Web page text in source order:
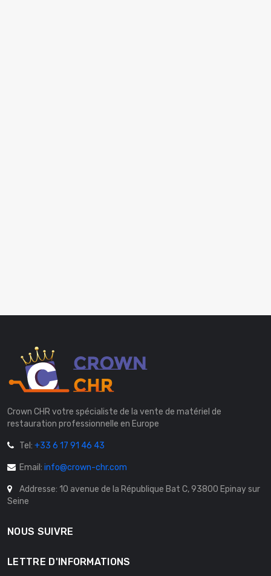
Crown CHR votre spécialiste de la vente de matériel de
restauration professionnelle en Europe
Tel: +33 6 17 91 46 43
Email: info@crown-chr.com
Addresse: 10 avenue de la République Bat C, 93800 Epinay sur
Seine
NOUS SUIVRE
LETTRE D'INFORMATIONS